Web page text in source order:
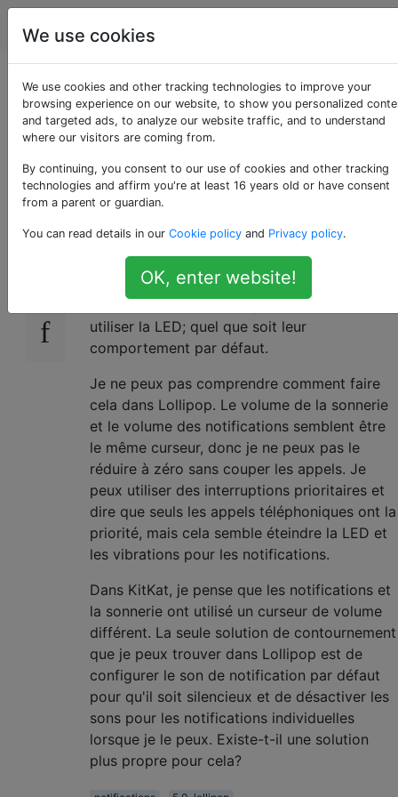
Android
Lollipop - couper les
notifications mais pas
les appels
13
J'aimerais que les appels téléphoniques
sonnent à plein volume et que toutes les
autres notifications soient silencieuses. Les
notifications doivent toujours vibrer et / ou
utiliser la LED; quel que soit leur
comportement par défaut.
Je ne peux pas comprendre comment faire
cela dans Lollipop. Le volume de la sonnerie
et le volume des notifications semblent être
le même curseur, donc je ne peux pas le
réduire à zéro sans couper les appels. Je
peux utiliser des interruptions prioritaires et
dire que seuls les appels téléphoniques ont la
priorité, mais cela semble éteindre la LED et
les vibrations pour les notifications.
Dans KitKat, je pense que les notifications et
la sonnerie ont utilisé un curseur de volume
différent. La seule solution de contournement
que je peux trouver dans Lollipop est de
configurer le son de notification par défaut
pour qu'il soit silencieux et de désactiver les
sons pour les notifications individuelles
lorsque je le peux. Existe-t-il une solution
plus propre pour cela?
We use cookies
We use cookies and other tracking technologies to improve your
browsing experience on our website, to show you personalized
and targeted ads, to analyze our website traffic, and to understand
where our visitors are coming from.
By continuing, you consent to our use of cookies and other tracking
technologies and affirm you're at least 16 years old or have consent
from a parent or guardian.
You can read details in our Cookie policy and Privacy policy.
OK, enter website!